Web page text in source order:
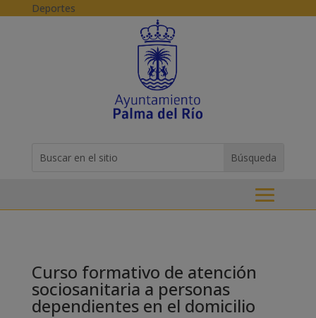
Skip to content
Deportes
for...
Curso formativo de atención
sociosanitaria a personas
dependientes en el domicilio